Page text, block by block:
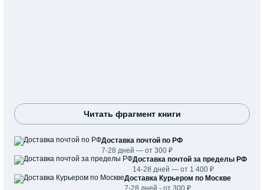
Читать фрагмент книги
Доставка почтой по РФ
7-28 дней — от 300 ₽
Доставка почтой за пределы РФ
14-28 дней — от 1 400 ₽
Доставка Курьером по Москве
7-28 дней - от 300 ₽